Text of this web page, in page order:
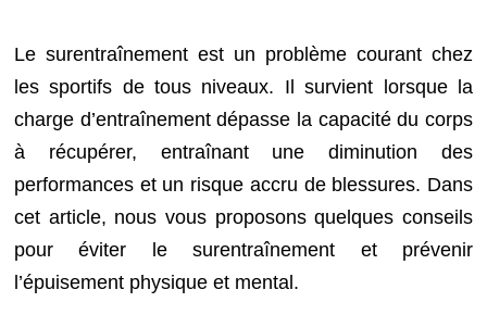
Le surentraînement est un problème courant chez
les sportifs de tous niveaux. Il survient lorsque la
charge d’entraînement dépasse la capacité du corps
à récupérer, entraînant une diminution des
performances et un risque accru de blessures. Dans
cet article, nous vous proposons quelques conseils
pour éviter le surentraînement et prévenir
l’épuisement physique et mental.